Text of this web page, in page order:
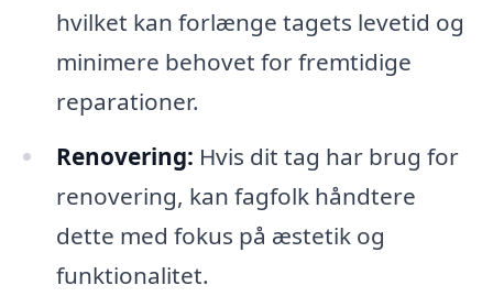
hvilket kan forlænge tagets levetid og
minimere behovet for fremtidige
reparationer.
Renovering: Hvis dit tag har brug for
renovering, kan fagfolk håndtere
dette med fokus på æstetik og
funktionalitet.